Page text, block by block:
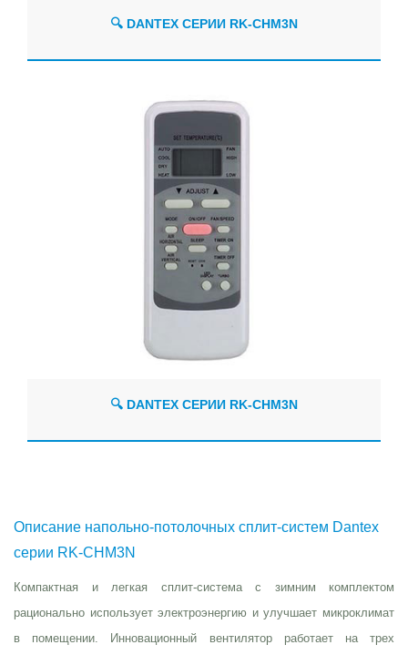
🔍 DANTEX СЕРИИ RK-CHM3N
🔍 DANTEX СЕРИИ RK-CHM3N
Описание напольно-потолочных сплит-систем Dantex
серии RK-CHM3N
Компактная и легкая сплит-система с зимним комплектом
рационально использует электроэнергию и улучшает микроклимат
в помещении. Инновационный вентилятор работает на трех